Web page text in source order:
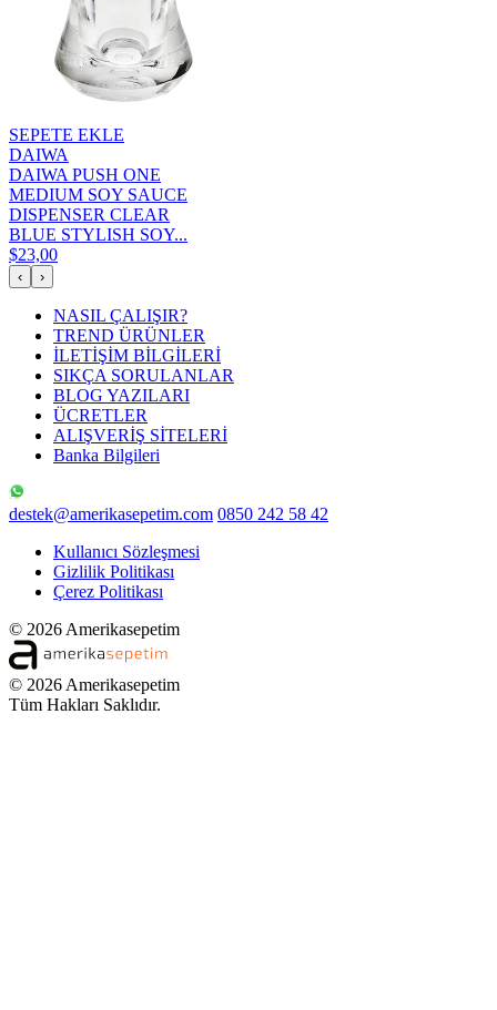
SEPETE EKLE
DAIWA
DAIWA PUSH ONE
MEDIUM SOY SAUCE
DISPENSER CLEAR
BLUE STYLISH SOY...
$23,00
‹ ›
NASIL ÇALIŞIR?
TREND ÜRÜNLER
İLETİŞİM BİLGİLERİ
SIKÇA SORULANLAR
BLOG YAZILARI
ÜCRETLER
ALIŞVERİŞ SİTELERİ
Banka Bilgileri
destek@amerikasepetim.com 0850 242 58 42
Kullanıcı Sözleşmesi
Gizlilik Politikası
Çerez Politikası
© 2026 Amerikasepetim
© 2026 Amerikasepetim
Tüm Hakları Saklıdır.